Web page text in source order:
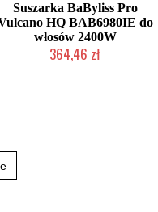
Suszarka BaByliss Pro
HQ BAB6980IE do
włosów 2400W
364,46 zł